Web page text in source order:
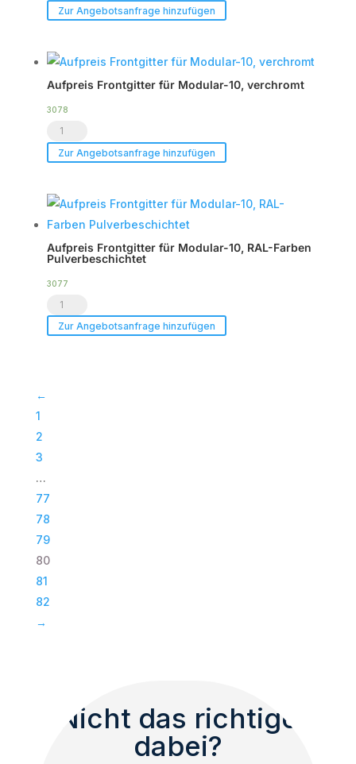
Duty
für
bis
zu
2
Modular-
Menge
Zur Angebotsanfrage hinzufügen
Aufpreis Frontgitter für Modular-10, verchromt
3078
Aufpreis
Frontgitter
Modular-
10,
verchromt
Menge
Zur Angebotsanfrage hinzufügen
Aufpreis Frontgitter für Modular-10, RAL-Farben
Pulverbeschichtet
3077
Aufpreis
Frontgitter
Zur Angebotsanfrage hinzufügen
←
1
2
3
…
77
78
79
80
81
82
→
Nicht das richtige
dabei?